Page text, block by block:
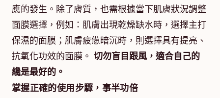
應的發生。除了膚質，也需根據當下肌膚狀況調整
面膜選擇，例如：肌膚出現乾燥缺水時，選擇主打
保濕的面膜；肌膚疲憊暗沉時，則選擇具有提亮、
抗氧化功效的面膜。 切勿盲目跟風，適合自己的
纔是最好的。
掌握正確的使用步驟，事半功倍